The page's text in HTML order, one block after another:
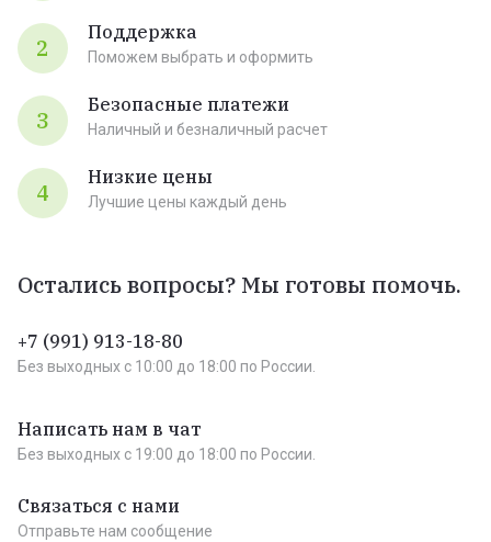
2
Поддержка
Поможем выбрать и оформить
3
Безопасные платежи
Наличный и безналичный расчет
4
Низкие цены
Лучшие цены каждый день
Остались вопросы? Мы готовы помочь.
+7 (991) 913-18-80
Без выходных c 10:00 до 18:00 по России.
Написать нам в чат
Без выходных c 19:00 до 18:00 по России.
Связаться с нами
Отправьте нам сообщение